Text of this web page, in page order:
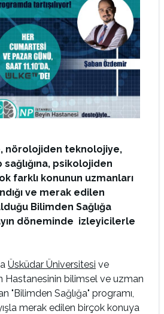
nörolojiden teknolojiye,
psikolojiden
farklı konunun uzmanları
ve merak edilen
Bilimden Sağlığa
döneminde izleyicilerle
Üsküdar Üniversitesi ve
Hastanesinin bilimsel ve uzman
"Bilimden Sağlığa" programı,
merak edilen birçok konuya